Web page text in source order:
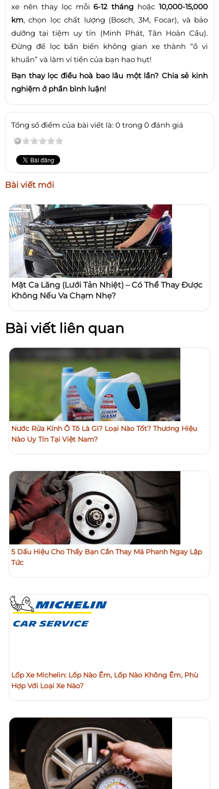
xe nên thay lọc mỗi6-12 tháng hoặc 10,000-15,000
km, chọn lọc chất lượng (Bosch, 3M, Focar), và bảo
dưỡng tại tiệm uy tín (Minh Phát, Tân Hoàn Cầu).
Đừng để lọc bẩn biến không gian xe thành “ổ vi
khuẩn” và làm ví tiền của bạn hao hụt!
Bạn thay lọc điều hoà bao lâu một lần? Chia sẻ kinh
nghiệm ở phần bình luận!
Tổng số điểm của bài viết là: 0 trong 0 đánh giá
Bài viết mới
Mặt Ca Lăng (Lưới Tản Nhiệt) – Có Thể Thay Được
Không Nếu Va Chạm Nhẹ?
Bài viết liên quan
Nước Rửa Kính Ô Tô Là Gì? Loại Nào Tốt? Thương Hiệu
Nào Uy Tín Tại Việt Nam?
5 Dấu Hiệu Cho Thấy Bạn Cần Thay Má Phanh Ngay Lập
Tức
Lốp Xe Michelin: Lốp Nào Êm, Lốp Nào Không Êm, Phù
Hợp Với Loại Xe Nào?